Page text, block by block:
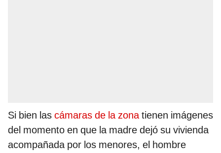
Si bien las cámaras de la zonatienen imágenes
del momento en que la madre dejó su vivienda
acompañada por los menores, el hombre